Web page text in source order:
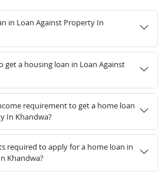
in Loan Against Property In
get a housing loan in Loan Against
requirement to get a home loan
In Khandwa?
required to apply for a home loan in
Khandwa?